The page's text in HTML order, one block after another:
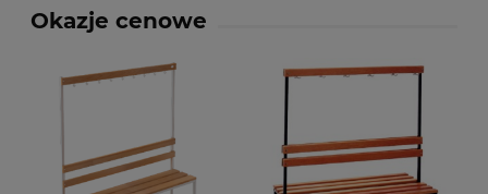
Okazje cenowe